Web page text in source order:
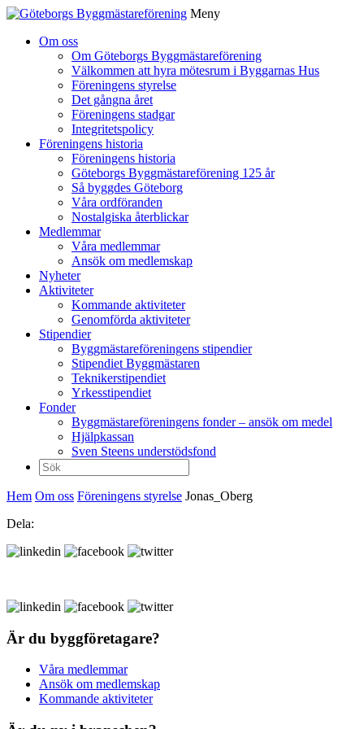
Meny
Om oss
Om Göteborgs Byggmästareförening
Välkommen att hyra mötesrum i Byggarnas Hus
Föreningens styrelse
Det gångna året
Föreningens stadgar
Integritetspolicy
Föreningens historia
Föreningens historia
Göteborgs Byggmästareförening 125 år
Så byggdes Göteborg
Våra ordföranden
Nostalgiska återblickar
Medlemmar
Våra medlemmar
Ansök om medlemskap
Nyheter
Aktiviteter
Kommande aktiviteter
Genomförda aktiviteter
Stipendier
Byggmästareföreningens stipendier
Stipendiet Byggmästaren
Teknikerstipendiet
Yrkesstipendiet
Fonder
Byggmästareföreningens fonder – ansök om medel
Hjälpkassan
Sven Steens understödsfond
Sök
efter:
Hem Om oss Föreningens styrelse Jonas_Oberg
Dela:
Är du byggföretagare?
Våra medlemmar
Ansök om medlemskap
Kommande aktiviteter